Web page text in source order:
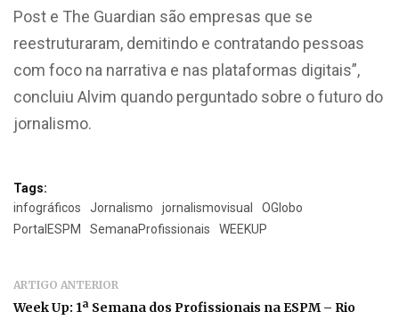
Post e The Guardian são empresas que se
reestruturaram, demitindo e contratando pessoas
com foco na narrativa e nas plataformas digitais”,
concluiu Alvim quando perguntado sobre o futuro do
jornalismo.
Tags:
infográficos
Jornalismo jornalismovisual
OGlobo
PortalESPM
SemanaProfissionais WEEKUP
ARTIGO ANTERIOR
Week Up: 1ª Semana dos Profissionais na ESPM – Rio